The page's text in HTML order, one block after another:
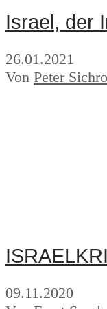
Israel, der
26.01.2021
Von Peter
09.11.2020